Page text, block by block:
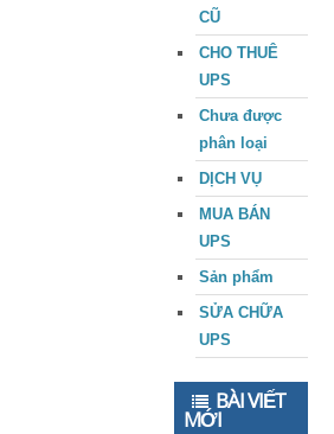
CŨ
CHO THUÊ
UPS
Chưa được
phân loại
DỊCH VỤ
MUA BÁN
UPS
Sản phẩm
SỬA CHỮA
UPS
BÀI VIẾT
MỚI